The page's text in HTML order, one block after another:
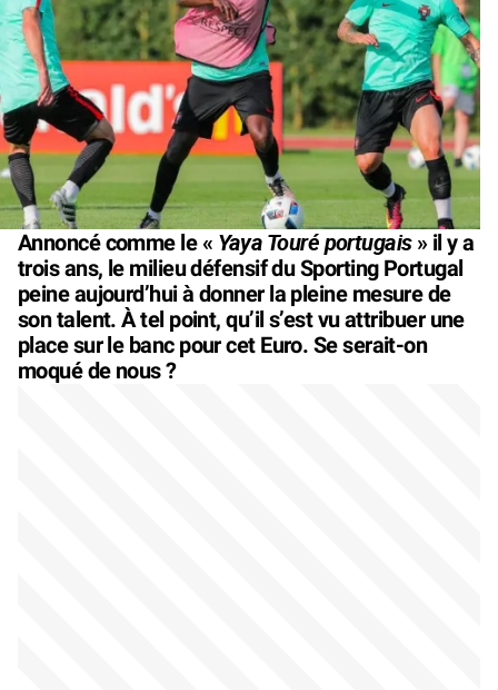
Annoncé comme le « Yaya Touré portugais» il y a
trois ans, le milieu défensif du Sporting Portugal
peine aujourd’hui à donner la pleine mesure de
son talent. À tel point, qu’il s’est vu attribuer une
place sur le banc pour cet Euro. Se serait-on
moqué de nous ?